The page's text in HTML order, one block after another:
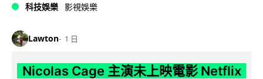
科技娛樂 影視娛樂
Lawton 1 日
Nicolas Cage 主演未上映電影 Netflix